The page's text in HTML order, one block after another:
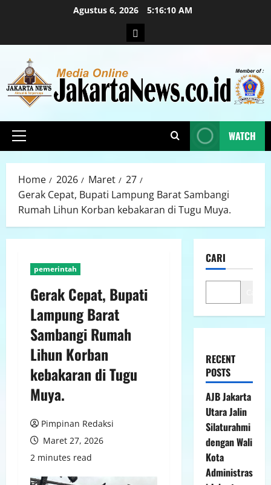
Agustus 6, 2026 5:16:11 AM
WATCH
Home 2026 Maret
27
Gerak Cepat, Bupati Lampung Barat Sambangi
Rumah Lihun Korban kebakaran di Tugu Muya.
pemerintah
Gerak Cepat, Bupati
Lampung Barat
Sambangi Rumah
Lihun Korban
kebakaran di Tugu
Muya.
Pimpinan Redaksi
Maret 27, 2026
2 minutes read
CARI
RECENT
POSTS
AJB Jakarta
Utara Jalin
Silaturahmi
dengan Wali
Kota
Administras